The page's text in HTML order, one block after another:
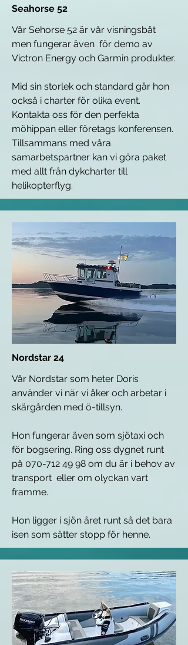
Seahorse 52
Vår Sehorse 52 är vår visningsbåt
men fungerar även för demo av
Victron Energy och Garmin produkter.
Mid sin storlek och standard går hon
också i charter för olika event.
Kontakta oss för den perfekta
möhippan eller företags konferensen.
Tillsammans med våra
samarbetspartner kan vi göra paket
med allt från dykcharter till
helikopterflyg.
Nordstar 24
Vår Nordstar som heter Doris
använder vi när vi åker och arbetar i
skärgården med ö-tillsyn.
Hon fungerar även som sjötaxi och
för bogsering. Ring oss dygnet runt
på 070-712 49 98 om du är i behov av
transport eller om olyckan vart
framme.
Hon ligger i sjön året runt så det bara
isen som sätter stopp för henne.